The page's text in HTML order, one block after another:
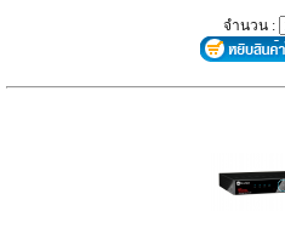
จำนวน :